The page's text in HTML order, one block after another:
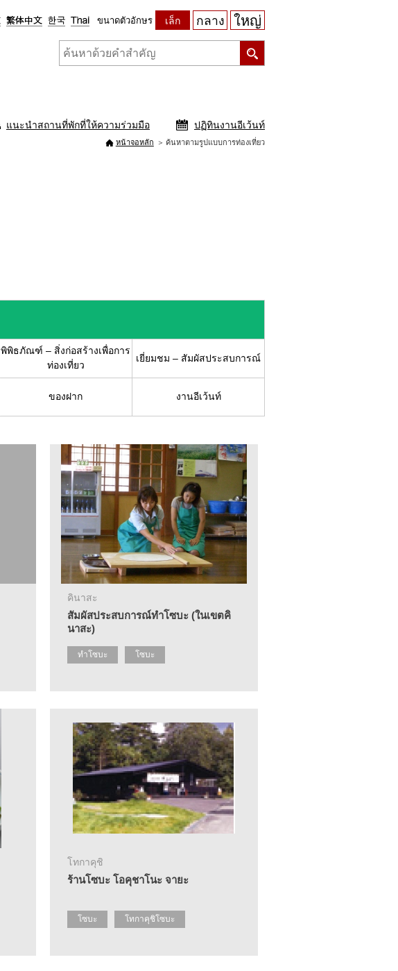
ขนาดตัวอักษร เล็ก กลาง ใหญ่
แนะนำสถานที่พักที่ให้ความร่วมมือ ปฏิทินงานอีเว้นท์
หน้าจอหลัก ค้นหาตามรูปแบบการท่องเที่ยว
พิพิธภัณฑ์ – สิ่งก่อสร้างเพื่อการ
ท่องเที่ยว
เยี่ยมชม – สัมผัสประสบการณ์
ของฝาก งานอีเว้นท์
คินาสะ
สัมผัสประสบการณ์ทำโซบะ (ในเขตคิ
นาสะ)
ทำโซบะ โซบะ
โทกาคุชิ
ร้านโซบะ โอคุชาโนะ จายะ
โซบะ โทกาคุชิโซบะ